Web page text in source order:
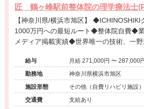
匠 鶴ヶ峰駅前整体院の理学療法士
【神奈川県/横浜市旭区】 ◆ICHINOSHIKIグループ◆年収
1000万円への最短ルート◆整体院自費◆
メディア掲載実績◆世界唯一の技術、一
センティブ制度あり◆独立開業支援あり◆
入れた成長企業でプロフェッショナルを目
給与
月給 271,000円 〜 287,000
勤務地
神奈川県横浜市旭区
施設形態
その他（自費リハビリ施設）
交通費
支給あり